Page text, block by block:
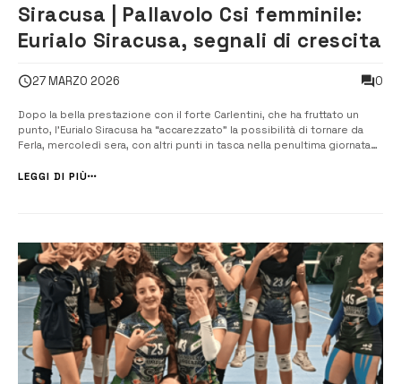
Siracusa | Pallavolo Csi femminile:
Eurialo Siracusa, segnali di crescita
27 MARZO 2026 0
Dopo la bella prestazione con il forte Carlentini, che ha fruttato un
punto, l’Eurialo Siracusa ha “accarezzato” la possibilità di tornare da
Ferla, mercoledì sera, con altri punti in tasca nella penultima giornata
Alessandra Scalia è stata spesso avanti nel punteggio, ma poi ha
LEGGI DI PIÙ